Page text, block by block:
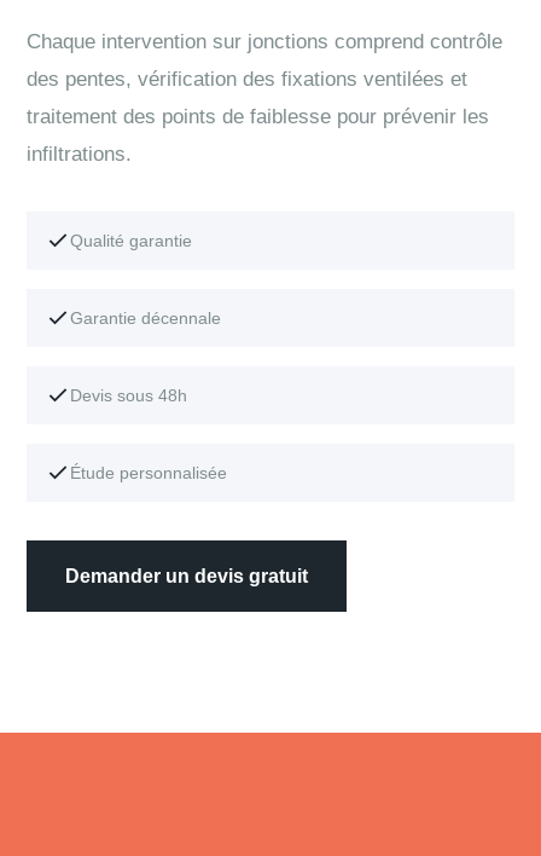
Chaque intervention sur jonctions comprend contrôle
des pentes, vérification des fixations ventilées et
traitement des points de faiblesse pour prévenir les
infiltrations.
Qualité garantie
Garantie décennale
Devis sous 48h
Étude personnalisée
Demander un devis gratuit